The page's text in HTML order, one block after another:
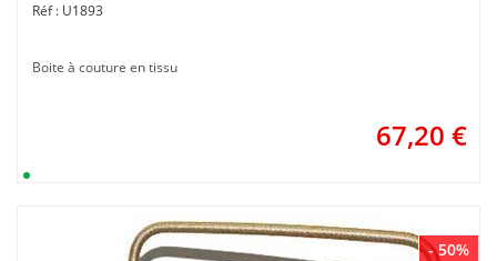
U1893
Boite à couture en tissu
67,20 €
- 50%